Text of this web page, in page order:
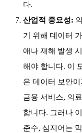
다.
산업적 중요성:
기 위해 데이터
애나 재해 발생
해야 합니다. 이
은 데이터 보안
금융 서비스, 의
합니다. 그러나
준수, 심지어는